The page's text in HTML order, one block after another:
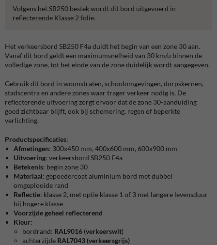
Volgens het SB250 bestek wordt dit bord uitgevoerd in
reflecterende Klasse 2 folie.
Het verkeersbord SB250 F4a duidt het begin van een zone 30 aan.
Vanaf dit bord geldt een maximumsnelheid van 30 km/u binnen de
volledige zone, tot het einde van de zone duidelijk wordt aangegeven.
Gebruik dit bord in woonstraten, schoolomgevingen, dorpskernen,
stadscentra en andere zones waar trager verkeer nodig is. De
reflecterende uitvoering zorgt ervoor dat de zone 30-aanduiding
goed zichtbaar blijft, ook bij schemering, regen of beperkte
verlichting.
Productspecificaties:
Afmetingen: 300x450 mm, 400x600 mm, 600x900 mm
Uitvoering: verkeersbord SB250 F4a
Betekenis: begin zone 30
Materiaal: gepoedercoat aluminium bord met dubbel
omgeplooide rand
Reflectie: klasse 2, met optie klasse 1 of 3 met langere levensduur
bij hogere klasse
Voorzijdegeheel reflecterend
Kleur:
bordrand: RAL9016 (verkeerswit)
achterzijde RAL7043 (verkeersgrijs)